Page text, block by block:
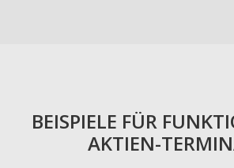
BEISPIELE FÜR
AKTIEN-